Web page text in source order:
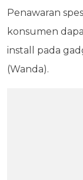
Penawaran
konsumen
install pada
(Wanda).